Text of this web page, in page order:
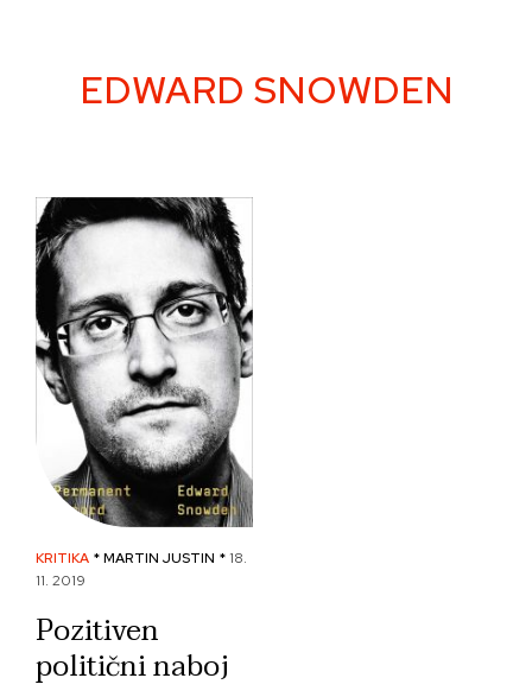
EDWARD SNOWDEN
KRITIKA * MARTIN JUSTIN * 18.
11. 2019
Pozitiven
politični naboj